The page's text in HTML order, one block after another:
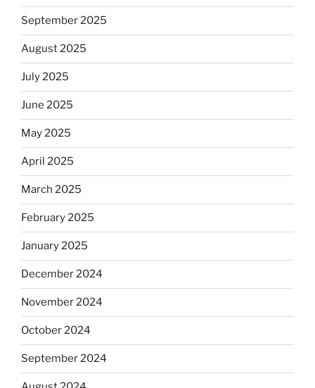
September 2025
August 2025
July 2025
June 2025
May 2025
April 2025
March 2025
February 2025
January 2025
December 2024
November 2024
October 2024
September 2024